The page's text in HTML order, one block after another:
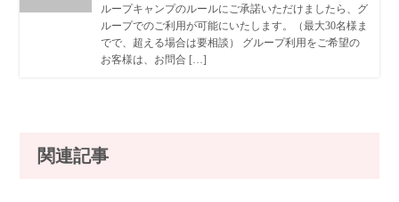
ループキャンプのルールにご承諾いただけましたら、グ
ループでのご利用が可能にいたします。（最大30名様ま
でで、超える場合は要相談） グループ利用をご希望の
お客様は、お問合 […]
関連記事